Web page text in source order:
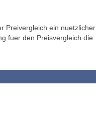
Preivergleich ein nuetzlicher
fuer den Preisvergleich die